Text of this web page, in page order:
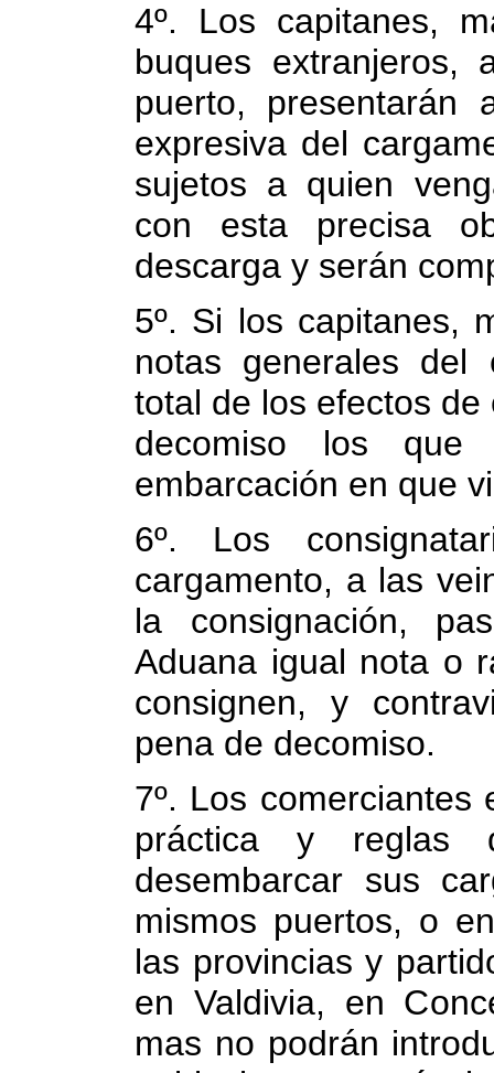
4º. Los capitanes,
buques
puerto,
expresiva del
sujetos a quien
con esta precisa
descarga y serán
5º. Si los capitanes,
notas generales del
total de los efectos
decomiso los
embarcación en que
6º. Los
cargamento, a las
la consignación,
Aduana igual nota o
consignen, y
pena de decomiso.
7º. Los
práctica y reglas
desembarcar sus
mismos puertos, o
las provincias y
en Valdivia, en
mas no podrán